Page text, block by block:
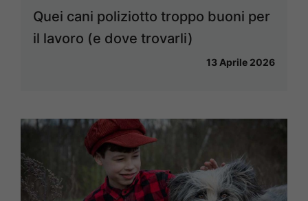
Quei cani poliziotto troppo buoni per
il lavoro (e dove trovarli)
13 Aprile 2026